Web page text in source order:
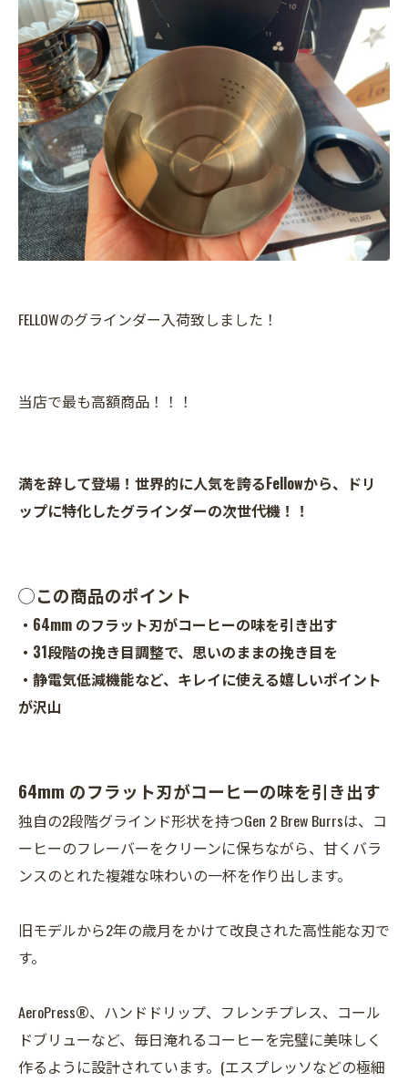
FELLOWのグラインダー入荷致しました！
当店で最も高額商品！！！
満を辞して登場！世界的に人気を誇るFellowから、ドリ
ップに特化したグラインダーの次世代機！！
◯この商品のポイント
・64mm のフラット刃がコーヒーの味を引き出す
・31段階の挽き目調整で、思いのままの挽き目を
・静電気低減機能など、キレイに使える嬉しいポイント
が沢山
64mm のフラット刃がコーヒーの味を引き出す
独自の2段階グラインド形状を持つGen 2 Brew Burrsは、コ
ーヒーのフレーバーをクリーンに保ちながら、甘くバラ
ンスのとれた複雑な味わいの一杯を作り出します。
旧モデルから2年の歳月をかけて改良された高性能な刃で
す。
AeroPress®、ハンドドリップ、フレンチプレス、コール
ドブリューなど、毎日淹れるコーヒーを完璧に美味しく
作るように設計されています。(エスプレッソなどの極細